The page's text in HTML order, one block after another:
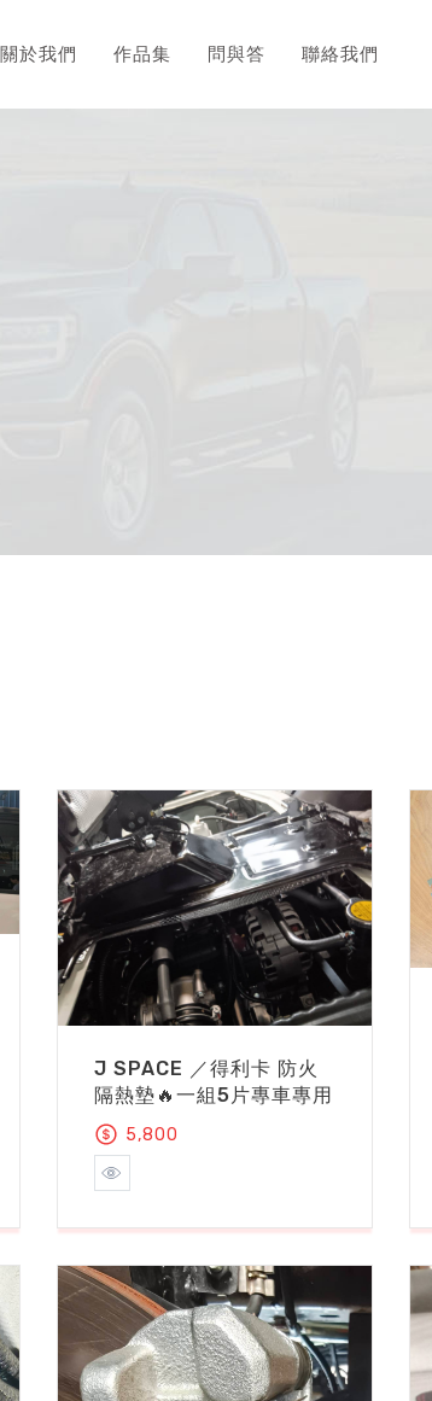
關於我們 作品集 問與答 聯絡我們
J SPACE ／得利卡 防火
隔熱墊🔥一組5片專車專用
5,800